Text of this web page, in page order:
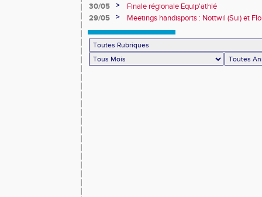
30/05
>
Finale régionale Equip'athlé
29/05
> Meetings handisports : Nottwil (Sui) et